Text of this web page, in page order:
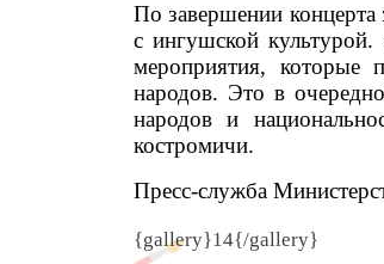
По завершении концерта
с ингушской культурой.
мероприятия, которые
народов. Это в
народов и
костромичи.
Пресс-служба
{gallery}14{/gallery}